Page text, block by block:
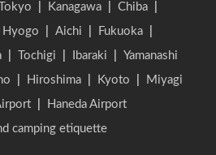
Tokyo Kanagawa Chiba
Hyogo Aichi Fukuoka
Tochigi Ibaraki
Yamanashi
Hiroshima Kyoto
Miyagi
Haneda Airport
camping etiquette